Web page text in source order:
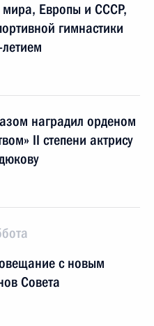
мира, Европы и СССР,
гимнастики
наградил орденом
II степени актрису
с новым
Совета